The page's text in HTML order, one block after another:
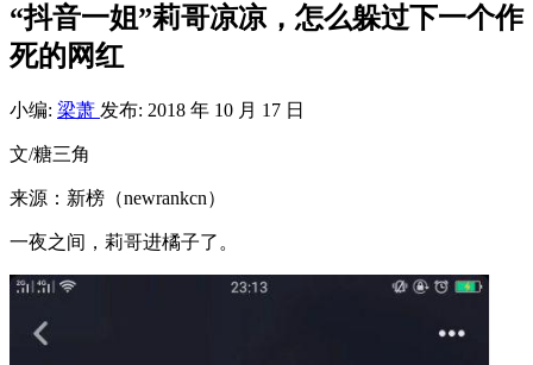
“抖音一姐”莉哥凉凉，怎么躲过下一个作
死的网红
小编: 梁萧 发布: 2018 年 10 月 17 日
文/糖三角
来源：新榜（newrankcn）
一夜之间，莉哥进橘子了。